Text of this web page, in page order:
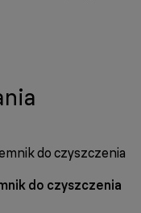
do czyszczenia